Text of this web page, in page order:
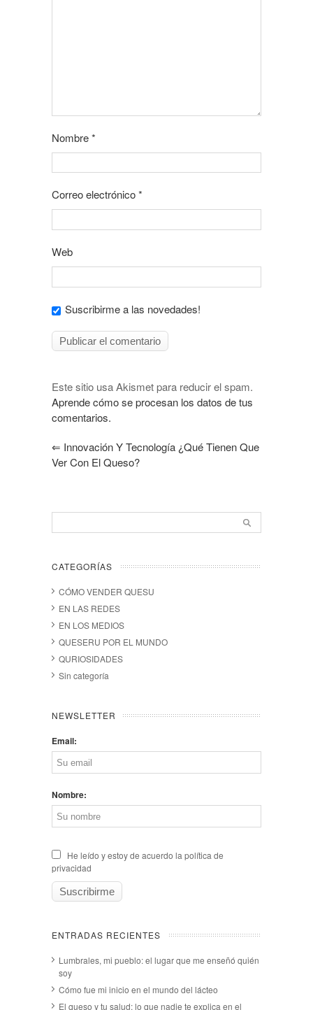
Nombre*
Correo electrónico*
Web
Suscribirme a las novedades!
Este sitio usa Akismet para reducir el spam.
Aprende cómo se procesan los datos de tus
comentarios.
⇐ Innovación Y Tecnología ¿qué Tienen Que
Ver Con El Queso?
CATEGORÍAS
CÓMO VENDER QUESU
EN LAS REDES
EN LOS MEDIOS
QUESERU POR EL MUNDO
QURIOSIDADES
Sin categoría
NEWSLETTER
Email:
Nombre:
He leído y estoy de acuerdo la política de
privacidad
ENTRADAS RECIENTES
Lumbrales, mi pueblo: el lugar que me enseñó quién
soy
Cómo fue mi inicio en el mundo del lácteo
El queso y tu salud: lo que nadie te explica en el